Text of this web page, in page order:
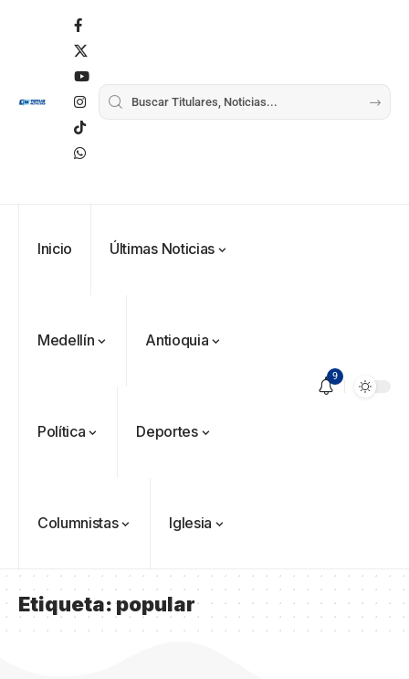
Inicio Últimas Noticias
Medellín Antioquia
Política Deportes
Columnistas Iglesia
9
Etiqueta:popular